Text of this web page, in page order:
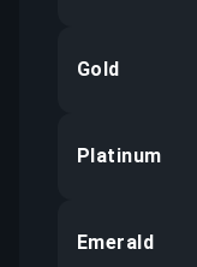
Gold
Platinum
Emerald